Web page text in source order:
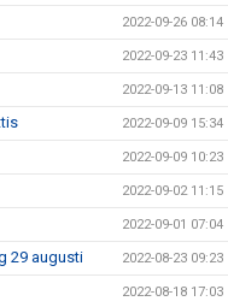
2022-09-26 08:14
2022-09-23 11:43
2022-09-13 11:08
2022-09-09 15:34
2022-09-09 10:23
2022-09-02 11:15
2022-09-01 07:04
29 augusti 2022-08-23 09:23
2022-08-18 17:03